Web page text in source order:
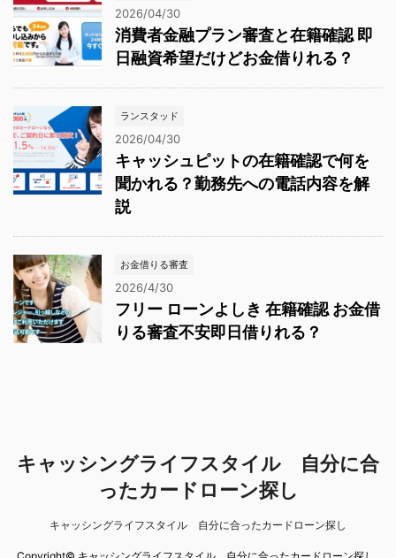
2026/04/30
消費者金融プラン審査と在籍確認 即
日融資希望だけどお金借りれる？
ランスタッド
2026/04/30
キャッシュピットの在籍確認で何を
聞かれる？勤務先への電話内容を解
説
お金借りる審査
2026/4/30
フリー ローンよしき 在籍確認 お金借
りる審査不安即日借りれる？
キャッシングライフスタイル 自分に合
ったカードローン探し
キャッシングライフスタイル 自分に合ったカードローン探し